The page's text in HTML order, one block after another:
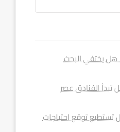
هل يختفي البحث
تبدأ الفنادق عصر
تستطيع توقع احتياجات